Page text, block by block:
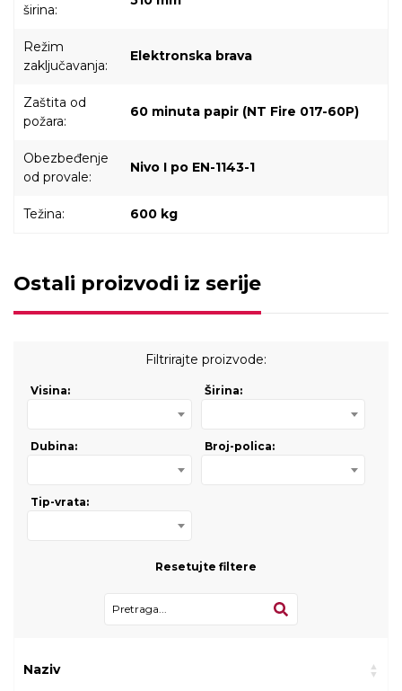
širina:
Režim
zaključavanja:
Elektronska brava
Zaštita od
požara:
60 minuta papir (NT Fire 017-60P)
Obezbeđenje
od provale:
Nivo I po EN-1143-1
Težina: 600 kg
Ostali proizvodi iz serije
Filtrirajte proizvode:
Visina: Širina:
Dubina: Broj-polica:
Tip-vrata:
Resetujte filtere
Naziv